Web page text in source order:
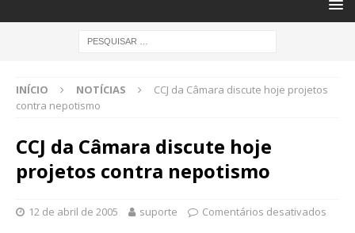
INÍCIO NOTÍCIAS
CCJ da Câmara discute hoje projetos
contra nepotismo
CCJ da Câmara discute hoje
projetos contra nepotismo
12 de abril de 2005 suporte Comentários desativados